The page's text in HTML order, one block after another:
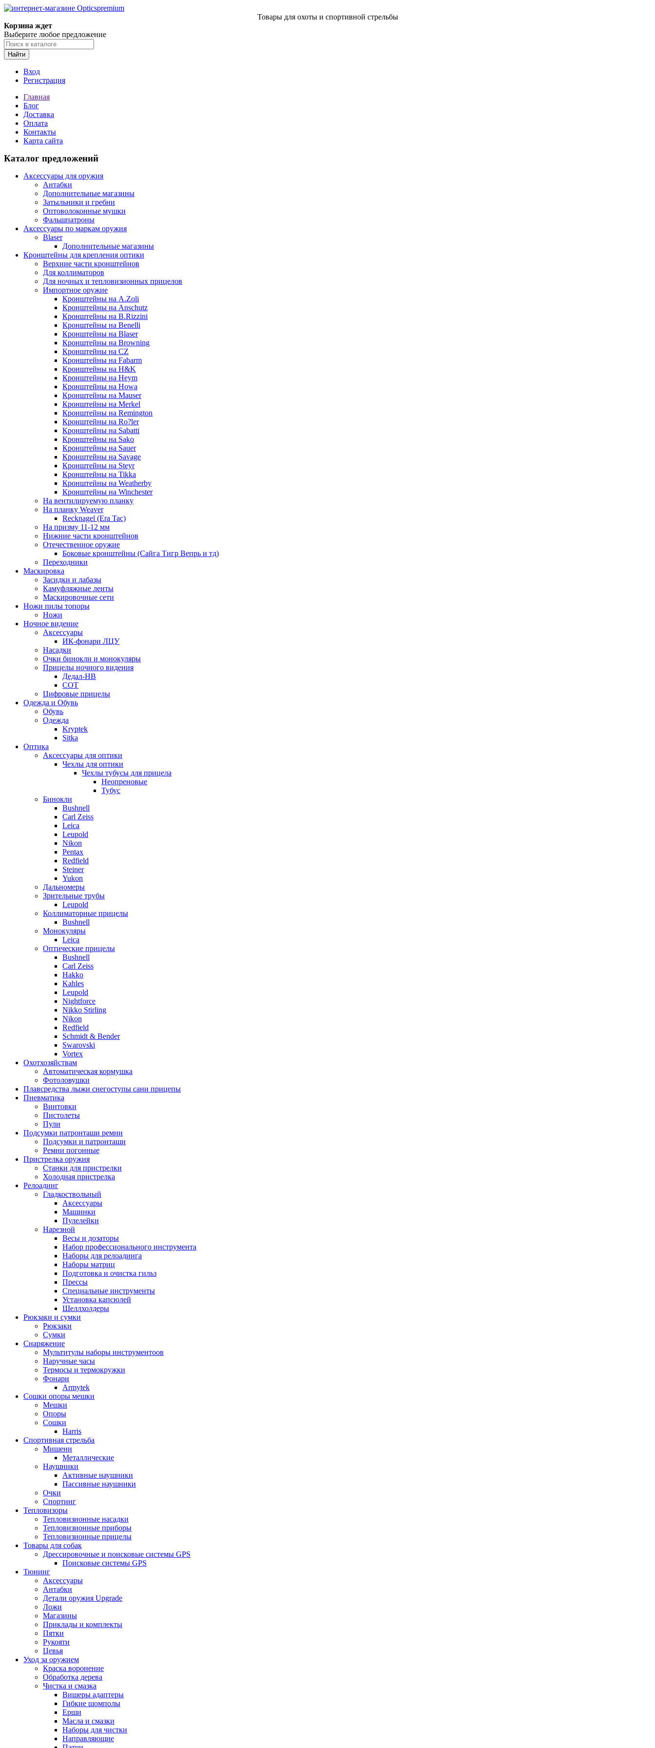
Товары для охоты и спортивной стрельбы
Корзина ждет
Выберите любое предложение
Найти
Вход
Регистрация
Главная
Блог
Доставка
Оплата
Контакты
Карта сайта
Каталог предложений
Аксессуары для оружия
Антабки
Дополнительные магазины
Затыльники и гребни
Оптоволоконные мушки
Фальшпатроны
Аксессуары по маркам оружия
Blaser
Дополнительные магазины
Кронштейны для крепления оптики
Верхние части кронштейнов
Для коллиматоров
Для ночных и тепловизионных прицелов
Импортное оружие
Кронштейны на A.Zoli
Кронштейны на Anschutz
Кронштейны на B.Rizzini
Кронштейны на Benelli
Кронштейны на Blaser
Кронштейны на Browning
Кронштейны на CZ
Кронштейны на Fabarm
Кронштейны на H&K
Кронштейны на Heym
Кронштейны на Howa
Кронштейны на Mauser
Кронштейны на Merkel
Кронштейны на Remington
Кронштейны на Ro?ler
Кронштейны на Sabatti
Кронштейны на Sako
Кронштейны на Sauer
Кронштейны на Savage
Кронштейны на Steyr
Кронштейны на Tikka
Кронштейны на Weatherby
Кронштейны на Winchester
На вентилируемую планку
На планку Weaver
Recknagel (Era Tac)
На призму 11-12 мм
Нижние части кронштейнов
Отечественное оружие
Боковые кронштейны (Сайга Тигр Вепрь и тд)
Переходники
Маскировка
Засидки и лабазы
Камуфляжные ленты
Маскировочные сети
Ножи пилы топоры
Ножи
Ночное видение
Аксессуары
ИК-фонари ЛЦУ
Насадки
Очки бинокли и монокуляры
Прицелы ночного видения
Дедал-НВ
СОТ
Цифровые прицелы
Одежда и Обувь
Обувь
Одежда
Kryptek
Sitka
Оптика
Аксессуары для оптики
Чехлы для оптики
Чехлы тубусы для прицела
Неопреновые
Тубус
Бинокли
Bushnell
Carl Zeiss
Leica
Leupold
Nikon
Pentax
Redfield
Steiner
Yukon
Дальномеры
Зрительные трубы
Leupold
Коллиматорные прицелы
Bushnell
Монокуляры
Leica
Оптические прицелы
Bushnell
Carl Zeiss
Hakko
Kahles
Leupold
Nightforce
Nikko Stirling
Nikon
Redfield
Schmidt & Bender
Swarovski
Vortex
Охотхозяйствам
Автоматическая кормушка
Фотоловушки
Плавсредства лыжи снегоступы сани прицепы
Пневматика
Винтовки
Пистолеты
Пули
Подсумки патронташи ремни
Подсумки и патронташи
Ремни погонные
Пристрелка оружия
Станки для пристрелки
Холодная пристрелка
Релоадинг
Гладкоствольный
Аксессуары
Машинки
Пулелейки
Нарезной
Весы и дозаторы
Набор профессионального инструмента
Наборы для релоадинга
Наборы матриц
Подготовка и очистка гильз
Прессы
Специальные инструменты
Установка капсюлей
Шеллхолдеры
Рюкзаки и сумки
Рюкзаки
Сумки
Снаряжение
Мультитулы наборы инструментоов
Наручные часы
Термосы и термокружки
Фонари
Armytek
Сошки опоры мешки
Мешки
Опоры
Сошки
Harris
Спортивная стрельба
Мишени
Металлические
Наушники
Активные наушники
Пассивные наушники
Очки
Спортинг
Тепловизоры
Тепловизионные насадки
Тепловизионные приборы
Тепловизионные прицелы
Товары для собак
Дрессировочные и поисковые системы GPS
Поисковые системы GPS
Тюнинг
Аксессуары
Антабки
Детали оружия Upgrade
Ложи
Магазины
Приклады и комплекты
Пятки
Рукояти
Цевья
Уход за оружием
Краска воронение
Обработка дерева
Чистка и смазка
Вишеры адаптеры
Гибкие шомполы
Ерши
Масла и смазки
Наборы для чистки
Направляющие